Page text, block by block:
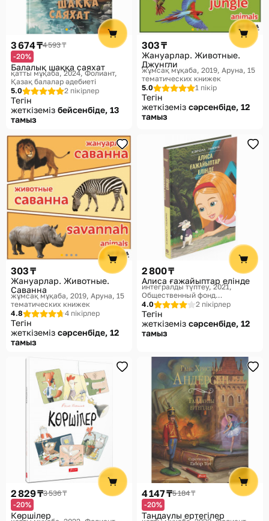
3 674 ₸4 593 ₸
-20%
Балалық шаққа саяхат
қатты мұқаба, 2024 Фолиант,
Қазақ балалар әдебиеті
5.0
2 пікірлер
Тегін
жеткіземіз бейсенбіде, 13
тамыз
303 ₸
Жануарлар. Животные.
Джунгли
жұмсақ мұқаба, 2019 Аруна, 15
тематических книжек
5.0
1 пікір
Тегін
жеткіземіз сәрсенбіде, 12
тамыз
303 ₸
Жануарлар. Животные.
Саванна
жұмсақ мұқаба, 2019 Аруна, 15
тематических книжек
4.8
4 пікірлер
Тегін
жеткіземіз сәрсенбіде, 12
тамыз
2 800 ₸
Алиса ғажайыптар елінде
интегралды түптеу, 2021
Общественный фонд
«Мазмұндама», БЖК
4.0 2 пікірлер
Тегін
жеткіземіз сәрсенбіде, 12
тамыз
2 829 ₸3 536 ₸
-20%
Көршілер
4 147 ₸5 184 ₸
-20%
Таңдаулы ертегілер